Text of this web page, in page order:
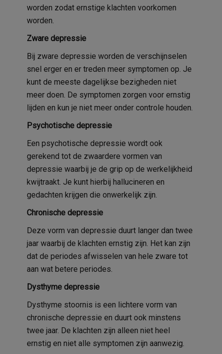
worden zodat ernstige klachten voorkomen
worden.
Zware depressie
Bij zware depressie worden de verschijnselen
snel erger en er treden meer symptomen op. Je
kunt de meeste dagelijkse bezigheden niet
meer doen. De symptomen zorgen voor ernstig
lijden en kun je niet meer onder controle houden.
Psychotische depressie
Een psychotische depressie wordt ook
gerekend tot de zwaardere vormen van
depressie waarbij je de grip op de werkelijkheid
kwijtraakt. Je kunt hierbij hallucineren en
gedachten krijgen die onwerkelijk zijn.
Chronische depressie
Deze vorm van depressie duurt langer dan twee
jaar waarbij de klachten ernstig zijn. Het kan zijn
dat de periodes afwisselen van hele zware tot
aan wat betere periodes.
Dysthyme depressie
Dysthyme stoornis is een lichtere vorm van
chronische depressie en duurt ook minstens
twee jaar. De klachten zijn alleen niet heel
ernstig en niet alle symptomen zijn aanwezig.